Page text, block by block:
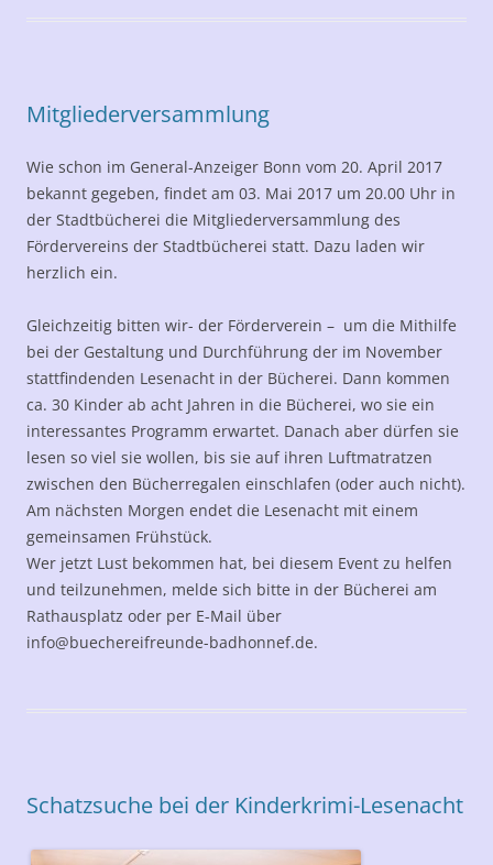
Mitgliederversammlung
Wie schon im General-Anzeiger Bonn vom 20. April 2017
bekannt gegeben, findet am 03. Mai 2017 um 20.00 Uhr in
der Stadtbücherei die Mitgliederversammlung des
Fördervereins der Stadtbücherei statt. Dazu laden wir
herzlich ein.
Gleichzeitig bitten wir- der Förderverein – um die Mithilfe
bei der Gestaltung und Durchführung der im November
stattfindenden Lesenacht in der Bücherei. Dann kommen
ca. 30 Kinder ab acht Jahren in die Bücherei, wo sie ein
interessantes Programm erwartet. Danach aber dürfen sie
lesen so viel sie wollen, bis sie auf ihren Luftmatratzen
zwischen den Bücherregalen einschlafen (oder auch nicht).
Am nächsten Morgen endet die Lesenacht mit einem
gemeinsamen Frühstück.
Wer jetzt Lust bekommen hat, bei diesem Event zu helfen
und teilzunehmen, melde sich bitte in der Bücherei am
Rathausplatz oder per E-Mail über
info@buechereifreunde-badhonnef.de.
Schatzsuche bei der Kinderkrimi-Lesenacht